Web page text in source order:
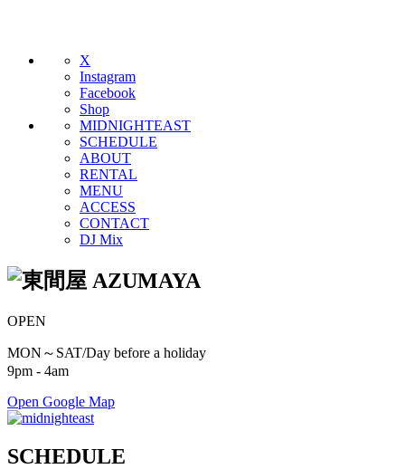
X
Instagram
Facebook
Shop
MIDNIGHTEAST
SCHEDULE
ABOUT
RENTAL
MENU
ACCESS
CONTACT
DJ Mix
OPEN
MON～SAT/Day before a holiday
9pm - 4am
Open Google Map
SCHEDULE